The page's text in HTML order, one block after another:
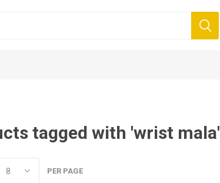
tagged with 'wrist mala'
PER PAGE